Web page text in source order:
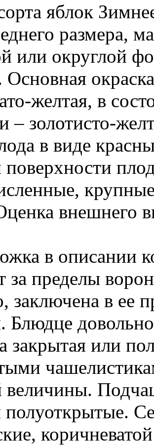
яблок
размера,
или округлой
Основная
желтая, в
– золотисто-
в виде
внешнего
в описании
за пределы
заключена в ее
Блюдце
закрытая или
величины.